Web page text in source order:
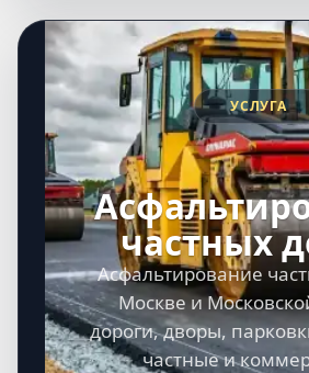
УСЛУГА
частных
Асфальтирование
Москве и
дороги, дворы,
частные и